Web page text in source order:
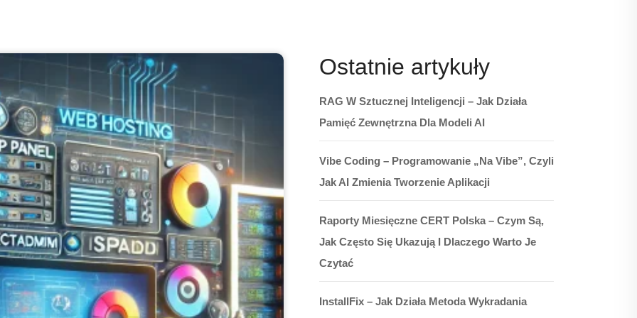
Ostatnie artykuły
RAG W Sztucznej Inteligencji – Jak Działa
Pamięć Zewnętrzna Dla Modeli AI
Vibe Coding – Programowanie „na Vibe”, Czyli
Jak AI Zmienia Tworzenie Aplikacji
Raporty Miesięczne CERT Polska – Czym Są,
Jak Często Się Ukazują I Dlaczego Warto Je
Czytać
InstallFix – Jak Działa Metoda Wykradania